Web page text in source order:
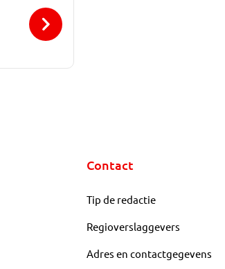
Contact
Tip de redactie
Regioverslaggevers
Adres en contactgegevens